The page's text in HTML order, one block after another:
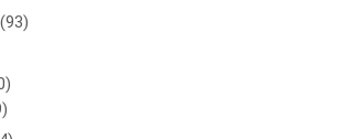
(93)